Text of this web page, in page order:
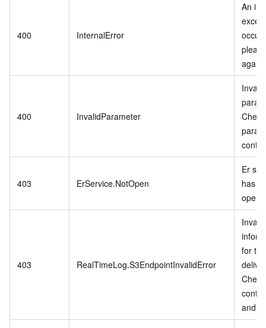
400 InternalError
An
again
400 InvalidParameter
Invalid
403 ErService.NotOpen
Er
has
403 RealTimeLog.S3EndpointInvalidError
for the
and